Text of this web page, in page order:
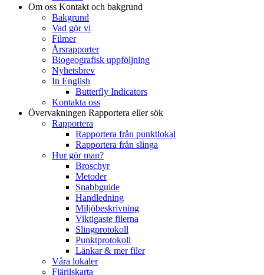
Om oss Kontakt och bakgrund
Bakgrund
Vad gör vi
Filmer
Årsrapporter
Biogeografisk uppföljning
Nyhetsbrev
In English
Butterfly Indicators
Kontakta oss
Övervakningen Rapportera eller sök
Rapportera
Rapportera från punktlokal
Rapportera från slinga
Hur gör man?
Broschyr
Metoder
Snabbguide
Handledning
Miljöbeskrivning
Viktigaste filerna
Slingprotokoll
Punktprotokoll
Länkar & mer filer
Våra lokaler
Fjärilskarta